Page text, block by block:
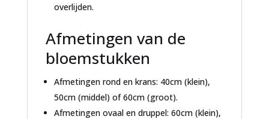
overlijden.
Afmetingen van de
bloemstukken
Afmetingen rond en krans: 40cm (klein),
50cm (middel) of 60cm (groot).
Afmetingen ovaal en druppel: 60cm (klein),